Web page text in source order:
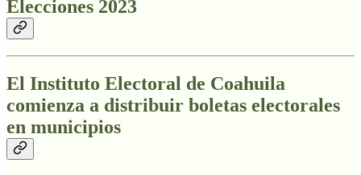
Elecciones 2023
El Instituto Electoral de Coahuila
comienza a distribuir boletas electorales
en municipios